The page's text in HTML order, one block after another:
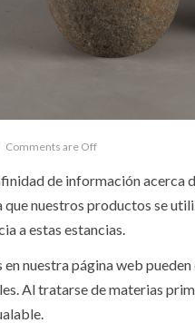
Comments are Off
de información acerca
que nuestros productos se
a estas estancias.
nuestra página web
Al tratarse de materias